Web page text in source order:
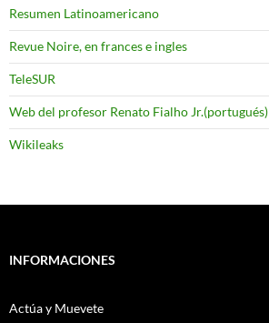
Resumen Latinoamericano
Revue Noire, en frances e ingles
TeleSUR
Web del profesor Renato Fialho Jr.(portugués)
Wikileaks
INFORMACIONES
Actúa y Muevete